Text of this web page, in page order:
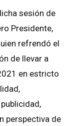
sesión de
Presidente,
refrendó el
de llevar a
en estricto
perspectiva de